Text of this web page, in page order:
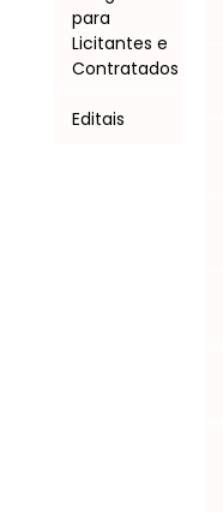
para
Licitantes e
Contratados
Editais